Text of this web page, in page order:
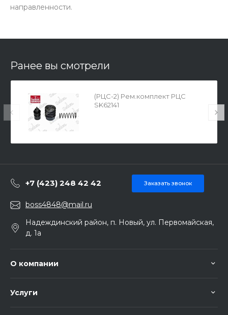
направленности.
Ранее вы смотрели
(РЦС-2) Рем.комплект РЦС
SK62141
+7 (423) 248 42 42 Заказать звонок
boss4848@mail.ru
Надеждинский район, п. Новый, ул. Первомайская,
д. 1а
О компании
Услуги